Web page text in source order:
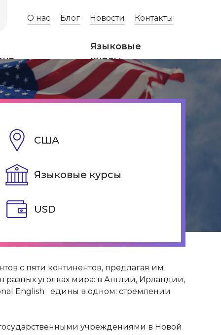
О нас Блог Новости Контакты
Языковые
курсы
США
Языковые курсы
USD
с пяти континентов, предлагая им
уголках мира: в Англии, Ирландии,
English едины в одном: стремлении
учреждениями в Новой